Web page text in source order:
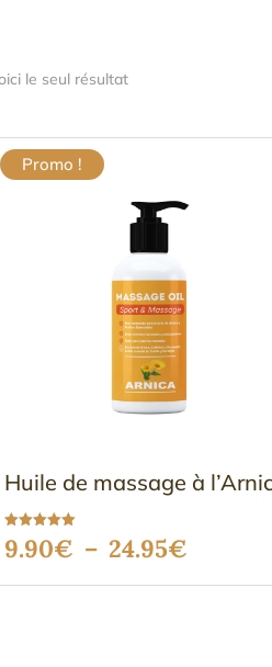
le seul résultat
Promo !
Huile de massage à
Note
5.00
9.90€ – 24.95€
de